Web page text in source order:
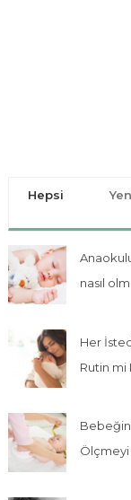
Hepsi
nasıl
Her
Rutin
Ölçmeyi